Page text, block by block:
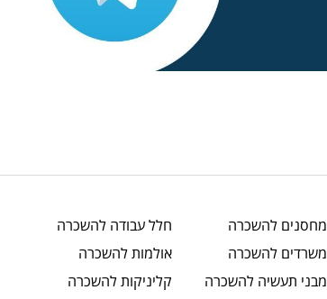
מחסנים להשכרה
משרדים להשכרה
מבני תעשיה להשכרה
חלל עבודה להשכרה
אולמותלהשכרה
קליניקותלהשכרה